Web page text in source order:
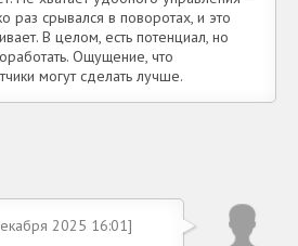
раз срывался в поворотах, и это
В целом, есть потенциал, но
Ощущение, что
могут сделать лучше.
2025 16:01]